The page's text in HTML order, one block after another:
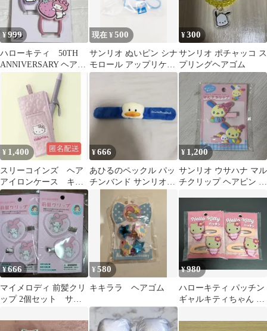
¥999
ハローキティ 50TH
ANNIVERSARY ヘアゴ
ム マイメロディ 髪
現在 ¥500
サンリオ ぬいピン シナ
モロール アップリケバ
ッジ
¥300
サンリオ ポチャッコ ス
プリングヘアゴム
¥ 1,400
スリーコインズ ヘア
アイロンケース キテ
ィ スリコ 3coins
¥666
あひるのペックル パッ
チンバンド サンリオピ
¥ 1,200
サンリオ ウサハナ マル
チクリップ ヘアピン 2
¥666
マイメロディ 前髪クリ
ップ 2個セット サン
¥580
キキララ ヘアゴム
¥980
ハローキティ パッチン
ギャルキティちゃん ぎ
サリー